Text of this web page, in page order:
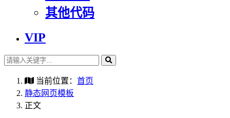
其他代码
VIP
当前位置： 首页
静态网页模板
正文